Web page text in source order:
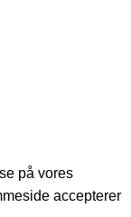
på vores
accepterer